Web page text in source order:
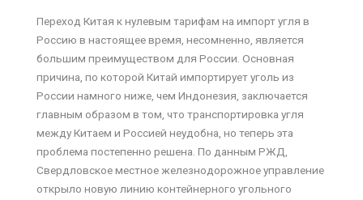
Переход Китая к нулевым тарифам на импорт угля в
Россию в настоящее время, несомненно, является
большим преимуществом для России. Основная
причина, по которой Китай импортирует уголь из
России намного ниже, чем Индонезия, заключается
главным образом в том, что транспортировка угля
между Китаем и Россией неудобна, но теперь эта
проблема постепенно решена. По данным РЖД,
Свердловское местное железнодорожное управление
открыло новую линию контейнерного угольного